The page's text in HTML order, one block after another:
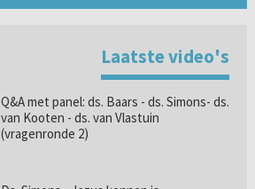
Laatste video's
Q&A met panel: ds. Baars - ds. Simons- ds.
van Kooten - ds. van Vlastuin
(vragenronde 2)